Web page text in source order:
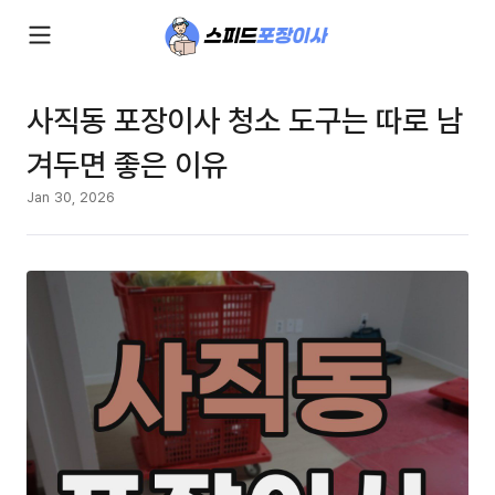
사직동 포장이사 청소 도구는 따로 남
겨두면 좋은 이유
Jan 30, 2026